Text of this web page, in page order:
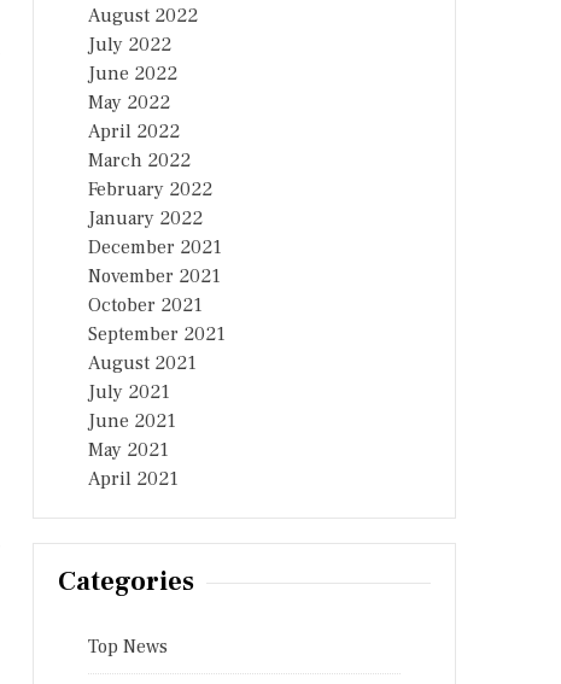
August 2022
July 2022
June 2022
May 2022
April 2022
March 2022
February 2022
January 2022
December 2021
November 2021
October 2021
September 2021
August 2021
July 2021
June 2021
May 2021
April 2021
Categories
Top News